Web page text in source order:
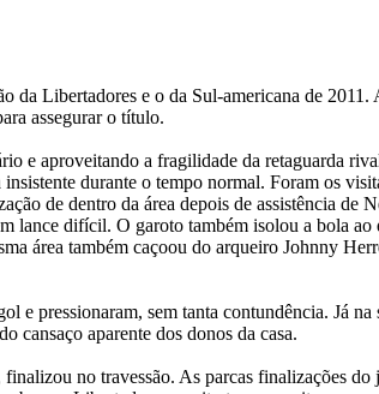
Libertadores e o da Sul-americana de
assegurar o título.
e aproveitando a fragilidade da retaguarda
durante o tempo normal. Foram os
de dentro da área depois de assistência de
lance difícil. O garoto também isolou a bola ao
área também caçoou do arqueiro Johnny
e pressionaram, sem tanta contundência. Já na
cansaço aparente dos donos da casa.
no travessão. As parcas finalizações do